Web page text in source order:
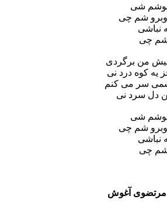
شی
روبرو شم چی
نباشی
چی
پیش من برگردی
یه کوه درد نی
سر می کنم
دل سرد نی
شی
روبرو شم چی
نباشی
چی
مرتضوی آغوش